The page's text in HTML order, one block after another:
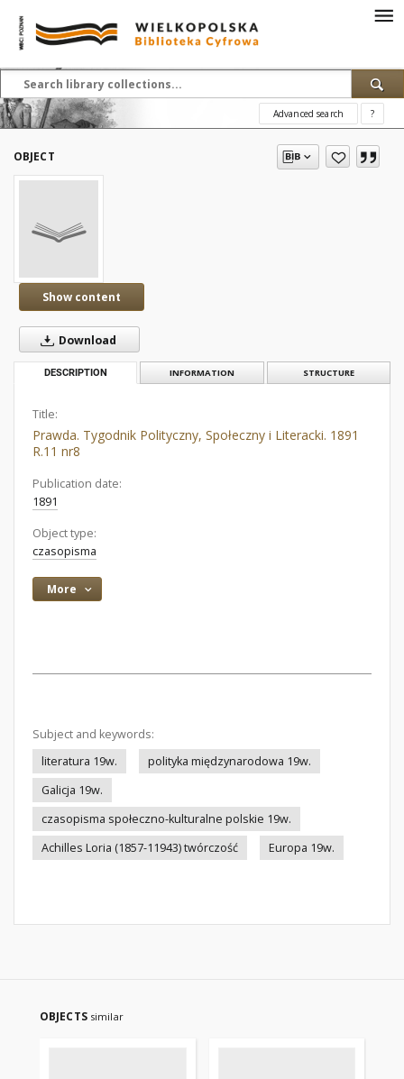
Advanced search ?
OBJECT
Show content
Download
DESCRIPTION INFORMATION STRUCTURE
Title:
Prawda. Tygodnik Polityczny, Społeczny i Literacki. 1891
R.11 nr8
Publication date:
1891
Object type:
czasopisma
More
Subject and keywords:
literatura 19w.
polityka międzynarodowa 19w.
Galicja 19w.
czasopisma społeczno-kulturalne polskie 19w.
Achilles Loria (1857-11943) twórczość
Europa 19w.
OBJECTS similar